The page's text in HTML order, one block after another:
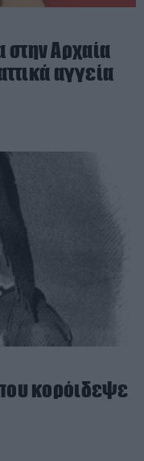
στην Αρχαία
αγγεία
κορόιδεψε